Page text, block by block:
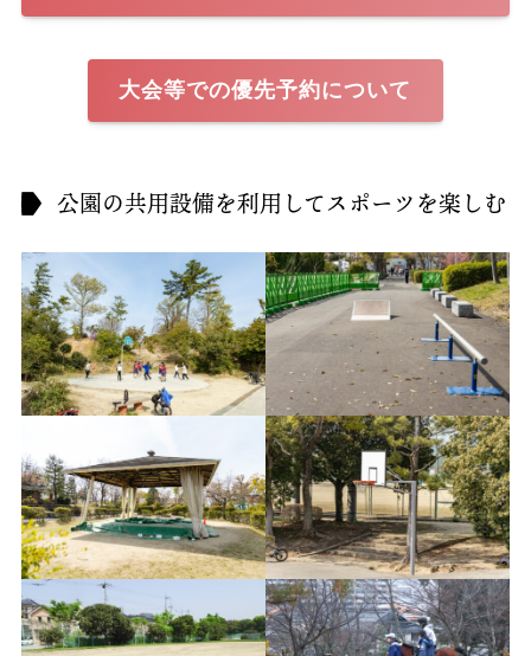
大会等での優先予約について
公園の共用設備を利用してスポーツを楽しむ